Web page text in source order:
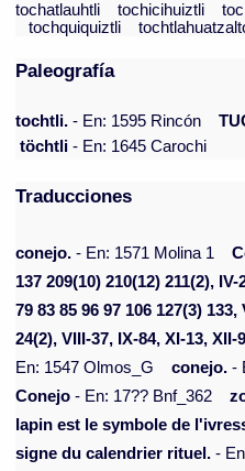
tochatlauhtli
tochicihuiztli
tochquiquiztli
Paleografía
tochtli. - En: 1595 Rincón
töchtli - En: 1645 Carochi
Traducciones
conejo. - En: 1571 Molina 1
137 209(10) 210(12) 211(2),
79 83 85 96 97 106 127(3)
24(2), VIII-37, IX-84, XI-13, XII-
En: 1547 Olmos_G
conejo. -
Conejo - En: 17?? Bnf_362
lapin est le symbole de
signe du calendrier rituel. -